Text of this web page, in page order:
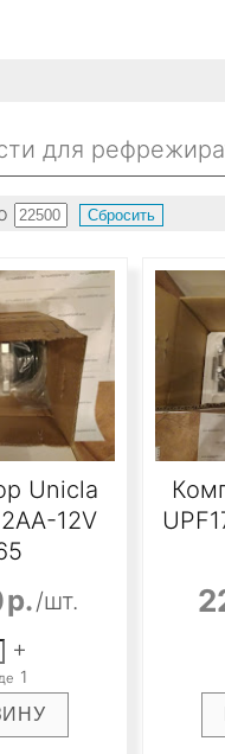
для
Сбросить
Unicla
12V
р./шт.
+
1